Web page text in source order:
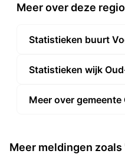
Meer over deze regio
Statistieken buurt
Statistieken wijk
Meer over gemeente
Meer meldingen